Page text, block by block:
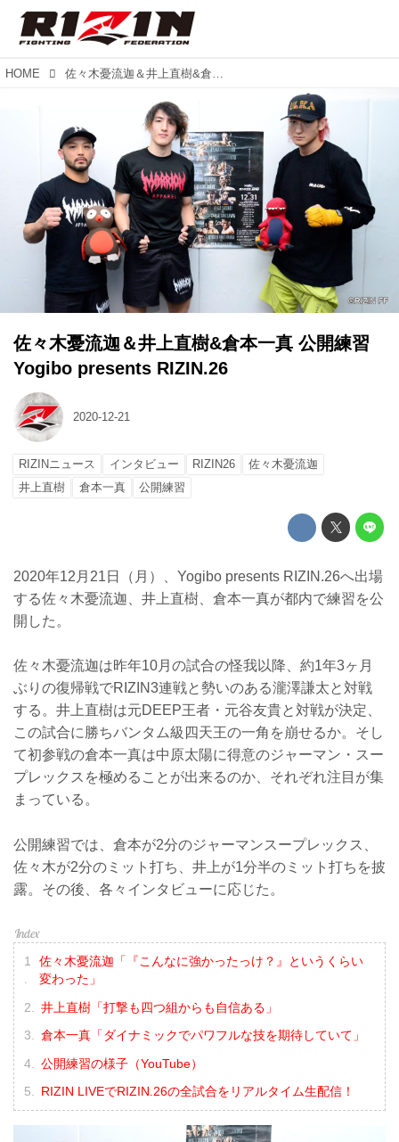
HOME 佐々木憂流迦＆井上直樹&倉本一真 公開練習 Yogibo presents RIZIN.26
佐々木憂流迦＆井上直樹&倉本一真 公開練習
Yogibo presents RIZIN.26
2020-12-21
RIZINニュース インタビュー RIZIN26
佐々木憂流迦
井上直樹
倉本一真 公開練習
2020年12月21日（月）、Yogibo presents RIZIN.26へ出場
する佐々木憂流迦、井上直樹、倉本一真が都内で練習を公
開した。
佐々木憂流迦は昨年10月の試合の怪我以降、約1年3ヶ月
ぶりの復帰戦でRIZIN3連戦と勢いのある瀧澤謙太と対戦
する。井上直樹は元DEEP王者・元谷友貴と対戦が決定、
この試合に勝ちバンタム級四天王の一角を崩せるか。そし
て初参戦の倉本一真は中原太陽に得意のジャーマン・スー
プレックスを極めることが出来るのか、それぞれ注目が集
まっている。
公開練習では、倉本が2分のジャーマンスープレックス、
佐々木が2分のミット打ち、井上が1分半のミット打ちを披
露。その後、各々インタビューに応じた。
佐々木憂流迦「『こんなに強かったっけ？』というくらい
変わった」
井上直樹「打撃も四つ組からも自信ある」
倉本一真「ダイナミックでパワフルな技を期待していて」
公開練習の様子（YouTube）
RIZIN LIVEでRIZIN.26の全試合をリアルタイム生配信！